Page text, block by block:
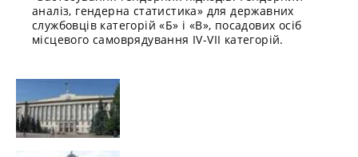
аналіз, гендерна статистика» для державних
службовців категорій «Б» і «В», посадових осіб
місцевого самоврядування IV-VII категорій.